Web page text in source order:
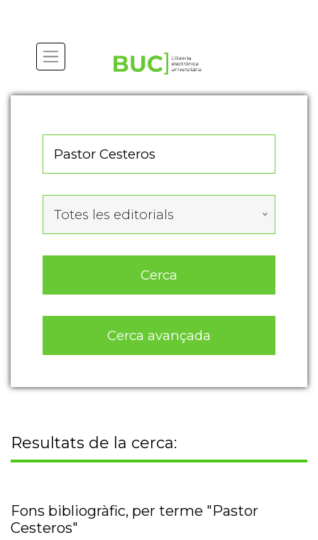
Totes les editorials
Cerca
Cerca avançada
Resultats de la cerca:
Fons bibliogràfic, per terme "Pastor
Cesteros"